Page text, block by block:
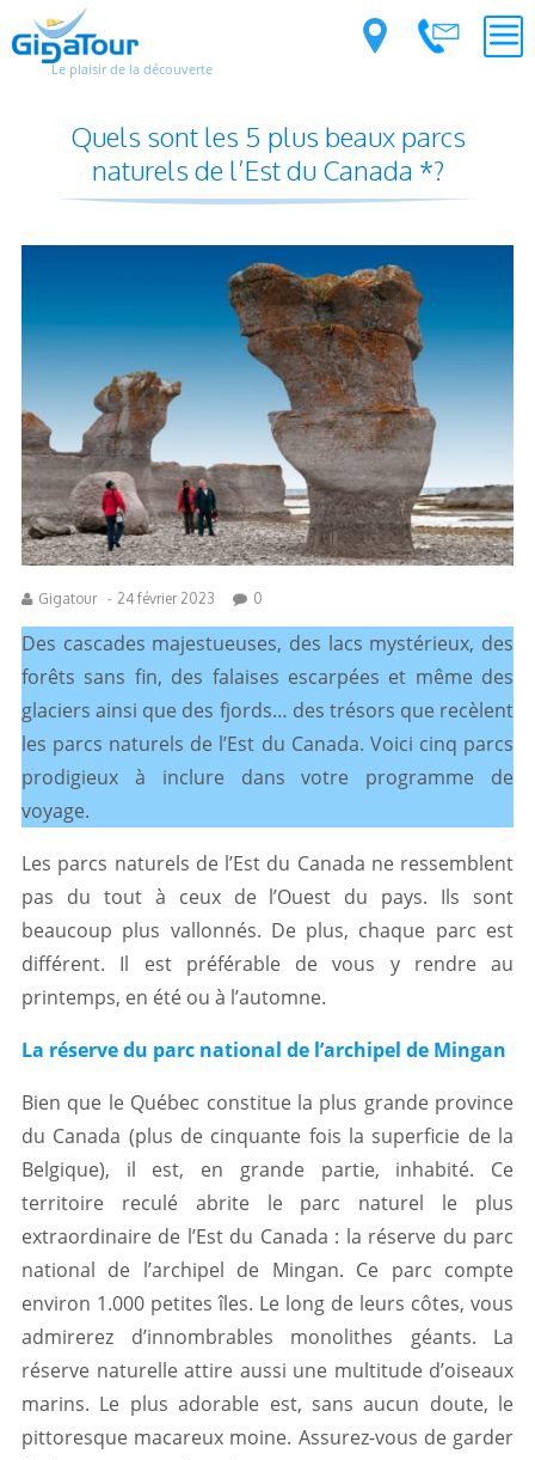
Le plaisir de la découverte
Quels sont les 5 plus beaux parcs
naturels de l’Est du Canada *?
Gigatour - 24 février 2023 0
Des cascades majestueuses, des lacs mystérieux, des
forêts sans fin, des falaises escarpées et même des
glaciers ainsi que des fjords… des trésors que recèlent
les parcs naturels de l’Est du Canada. Voici cinq parcs
prodigieux à inclure dans votre programme de
voyage.
Les parcs naturels de l’Est du Canada ne ressemblent
pas du tout à ceux de l’Ouest du pays. Ils sont
beaucoup plus vallonnés. De plus, chaque parc est
différent. Il est préférable de vous y rendre au
printemps, en été ou à l’automne.
La réserve du parc national de l’archipel de Mingan
Bien que le Québec constitue la plus grande province
du Canada (plus de cinquante fois la superficie de la
Belgique), il est, en grande partie, inhabité. Ce
territoire reculé abrite le parc naturel le plus
extraordinaire de l’Est du Canada : la réserve du parc
national de l’archipel de Mingan. Ce parc compte
environ 1.000 petites îles. Le long de leurs côtes, vous
admirerez d’innombrables monolithes géants. La
réserve naturelle attire aussi une multitude d’oiseaux
marins. Le plus adorable est, sans aucun doute, le
pittoresque macareux moine. Assurez-vous de garder